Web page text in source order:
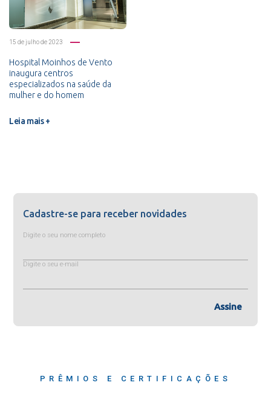
15 de julho de 2023
Hospital Moinhos de Vento
inaugura centros
especializados na saúde da
mulher e do homem
Leia mais +
Cadastre-se para receber novidades
Digite o seu nome completo
Digite o seu e-mail
Assine
PRÊMIOS E CERTIFICAÇÕES